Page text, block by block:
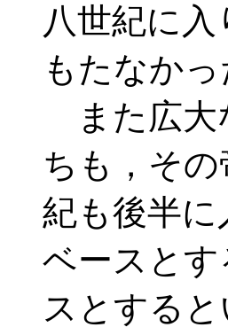
八世紀に
もたなかっ
また広大
ちも，そ
紀も後半
ベースと
スとする